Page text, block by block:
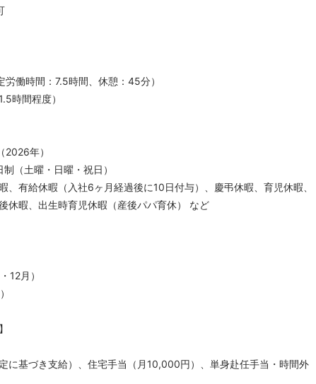
働時間：7.5時間、休憩：45分）
時間程度）
2026年）
（土曜・日曜・祝日）
、有給休暇（入社6ヶ月経過後に10日付与）、慶弔休暇、育児休暇、
休暇、出生時育児休暇（産後パパ育休） など
12月）
に基づき支給）、住宅手当（月10,000円）、単身赴任手当・時間外